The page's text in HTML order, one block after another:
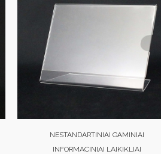
NESTANDARTINIAI GAMINIAI
INFORMACINIAI LAIKIKLIAI